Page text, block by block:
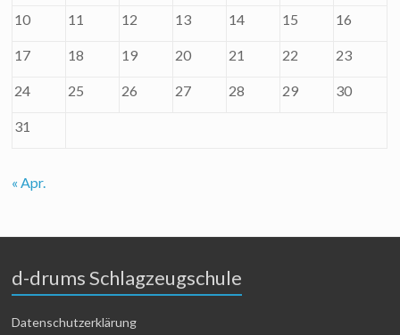
10 11 12 13 14 15 16
17 18 19 20 21 22 23
24 25 26 27 28 29 30
31
« Apr.
d-drums Schlagzeugschule
Datenschutzerklärung